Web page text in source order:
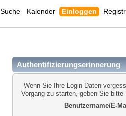
Suche Kalender Einloggen
Authentifizierungserinnerung
Wenn Sie Ihre Login Daten
Vorgang zu starten, geben Sie
Benutzername/E-